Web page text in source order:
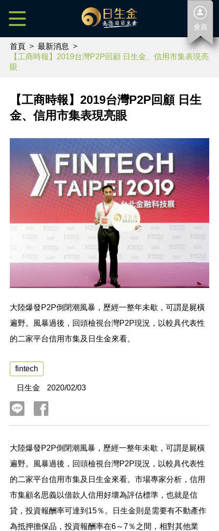
會員
首頁
最新消息
【工商時報】2019台灣P2P回顧 日生金、信用市集表現亮
眼
【工商時報】2019台灣P2P回顧 日生
金、信用市集表現亮眼
大陸爆發P2P倒閉潮風暴，歷經一整年未歇，可謂是屍橫
遍野。風暴過後，回頭檢視台灣P2P現況，以較具代表性
的二家平台信用市集及日生金來看。
fintech
日生金 2020/02/03
大陸爆發P2P倒閉潮風暴，歷經一整年未歇，可謂是屍橫
遍野。風暴過後，回頭檢視台灣P2P現況，以較具代表性
的二家平台信用市集及日生金來看。市場專家分析，信用
市集顧名思義以借款人信用好壞為評估標準，也就是信
貸，投資報酬率可達到15％。日生金則是需要有不動產作
為抵押擔保品，投資報酬率在6～7％之間，相對其他業